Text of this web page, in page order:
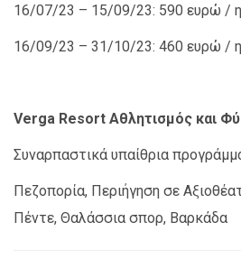
16/07/23 – 15/09/23: 590 ευρώ /
16/09/23 – 31/10/23: 460 ευρώ /
Verga Resort Αθλητισμός και
Συναρπαστικά υπαίθρια
Πεζοπορία, Περιήγηση σε
Πέντε, Θαλάσσια σπορ, Βαρκάδα